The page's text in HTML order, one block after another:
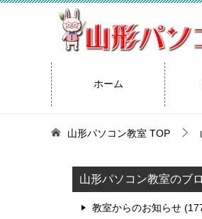
ホーム
山形パソコン教室 TOP
山形パソコン教室のブ
教室からのお知らせ